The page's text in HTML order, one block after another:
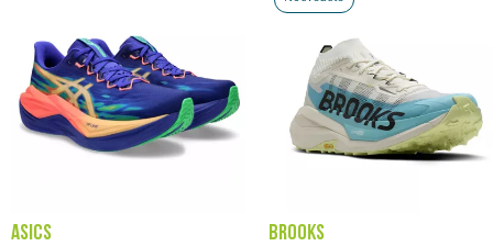
BROOKS
NÄAK